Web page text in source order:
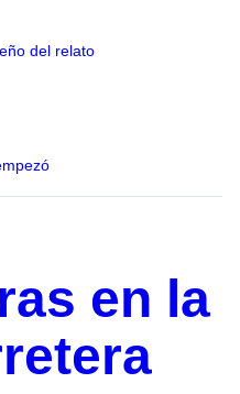
del relato
en la